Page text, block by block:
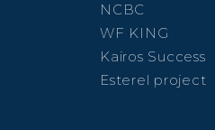
NCBC
WF KING
Kairos Success
Esterel project